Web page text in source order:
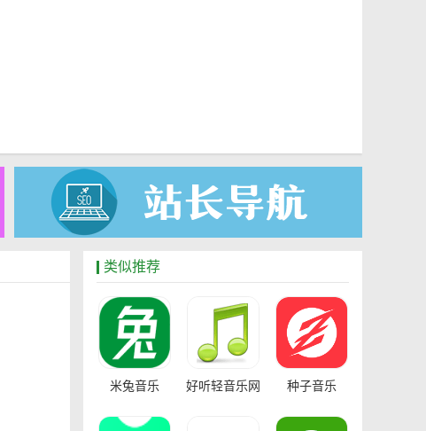
类似推荐
米兔音乐 好听轻音乐网 种子音乐